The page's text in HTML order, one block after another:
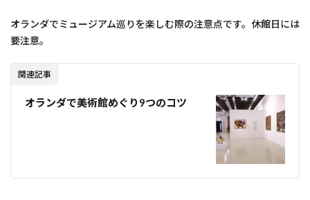
オランダでミュージアム巡りを楽しむ際の注意点です。休館日には
要注意。
関連記事
オランダで美術館めぐり9つのコツ